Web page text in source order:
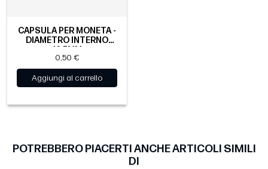
CAPSULA PER MONETA -
DIAMETRO INTERNO
16.5MM
0,50 €
Aggiungi al carrello
POTREBBERO PIACERTI ANCHE ARTICOLI SIMILI
DI